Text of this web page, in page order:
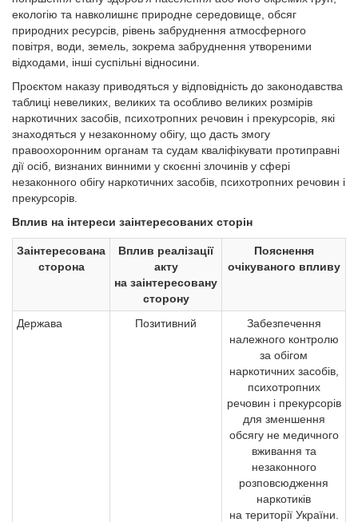
екологію та навколишнє природне середовище, обсяг
природних ресурсів, рівень забруднення атмосферного
повітря, води, земель, зокрема забруднення утвореними
відходами, інші суспільні відносини.
Проєктом наказу приводяться у відповідність до законодавства
таблиці невеликих, великих та особливо великих розмірів
наркотичних засобів, психотропних речовин і прекурсорів, які
знаходяться у незаконному обігу, що дасть змогу
правоохоронним органам та судам кваліфікувати протиправні
дії осіб, визнаних винними у скоєнні злочинів у сфері
незаконного обігу наркотичних засобів, психотропних речовин і
прекурсорів.
Вплив на інтереси заінтересованих сторін
Заінтересована
сторона
Вплив реалізації
акту
на заінтересовану
сторону
Пояснення
очікуваного впливу
Держава Позитивний
Забезпечення
належного контролю
за обігом
наркотичних засобів,
психотропних
речовин і прекурсорів
для зменшення
обсягу не медичного
вживання та
незаконного
розповсюдження
наркотиків
на території України.